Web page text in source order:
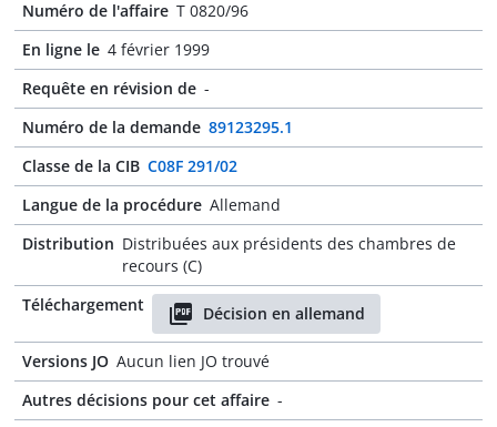
Numéro de l'affaire T 0820/96
En ligne le 4 février 1999
Requête en révision de -
Numéro de la demande 89123295.1
Classe de la CIB C08F 291/02
Langue de la procédure Allemand
Distribution Distribuées aux présidents des chambres de
recours (C)
Téléchargement
Décision en allemand
Versions JO Aucun lien JO trouvé
Autres décisions pour cet affaire -